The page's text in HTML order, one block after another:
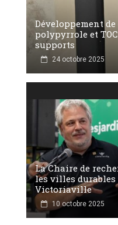
Développement
polypyrrole et
supports
24 octobre 2025
La Chaire de
les villes durables
Victoriaville
10 octobre 2025